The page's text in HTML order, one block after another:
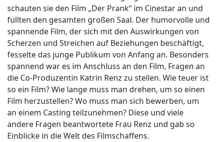
schauten sie den Film „Der Prank“ im Cinestar an und
füllten den gesamten großen Saal. Der humorvolle und
spannende Film, der sich mit den Auswirkungen von
Scherzen und Streichen auf Beziehungen beschäftigt,
fesselte das junge Publikum von Anfang an. Besonders
spannend war es im Anschluss an den Film, Fragen an
die Co-Produzentin Katrin Renz zu stellen. Wie teuer ist
so ein Film? Wie lange muss man drehen, um so einen
Film herzustellen? Wo muss man sich bewerben, um
an einem Casting teilzunehmen? Diese und viele
andere Fragen beantwortete Frau Renz und gab so
Einblicke in die Welt des Filmschaffens.